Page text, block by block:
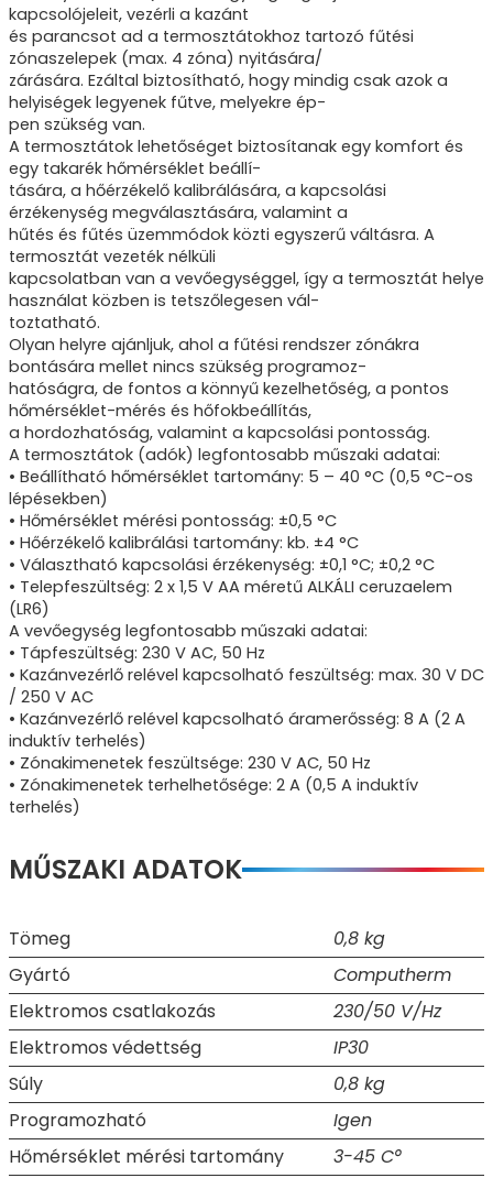
kapcsolójeleit, vezérli a kazánt
és parancsot ad a termosztátokhoz tartozó fűtési
zónaszelepek (max. 4 zóna) nyitására/
zárására. Ezáltal biztosítható, hogy mindig csak azok a
helyiségek legyenek fűtve, melyekre ép-
pen szükség van.
A termosztátok lehetőséget biztosítanak egy komfort és
egy takarék hőmérséklet beállí-
tására, a hőérzékelő kalibrálására, a kapcsolási
érzékenység megválasztására, valamint a
hűtés és fűtés üzemmódok közti egyszerű váltásra. A
termosztát vezeték nélküli
kapcsolatban van a vevőegységgel, így a termosztát helye
használat közben is tetszőlegesen vál-
toztatható.
Olyan helyre ajánljuk, ahol a fűtési rendszer zónákra
bontására mellet nincs szükség programoz-
hatóságra, de fontos a könnyű kezelhetőség, a pontos
hőmérséklet-mérés és hőfokbeállítás,
a hordozhatóság, valamint a kapcsolási pontosság.
A termosztátok (adók) legfontosabb műszaki adatai:
• Beállítható hőmérséklet tartomány: 5 – 40 °C (0,5 °C-os
lépésekben)
• Hőmérséklet mérési pontosság: ±0,5 °C
• Hőérzékelő kalibrálási tartomány: kb. ±4 °C
• Választható kapcsolási érzékenység: ±0,1 °C; ±0,2 °C
• Telepfeszültség: 2 x 1,5 V AA méretű ALKÁLI ceruzaelem
(LR6)
A vevőegység legfontosabb műszaki adatai:
• Tápfeszültség: 230 V AC, 50 Hz
• Kazánvezérlő relével kapcsolható feszültség: max. 30 V DC
/ 250 V AC
• Kazánvezérlő relével kapcsolható áramerősség: 8 A (2 A
induktív terhelés)
• Zónakimenetek feszültsége: 230 V AC, 50 Hz
• Zónakimenetek terhelhetősége: 2 A (0,5 A induktív
terhelés)
MŰSZAKI ADATOK
Tömeg
0,8 kg
Gyártó
Computherm
Elektromos csatlakozás
230/50 V/Hz
Elektromos védettség
IP30
Súly
0,8 kg
Programozható
Igen
Hőmérséklet mérési tartomány
3-45 C°